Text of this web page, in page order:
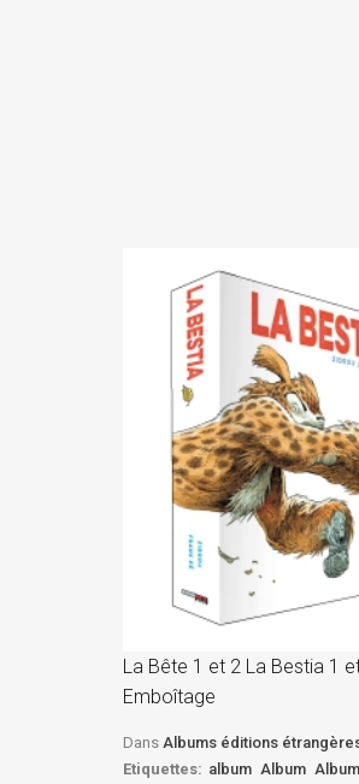
La Bête 1 et 2 La Bestia 1
Emboîtage
Dans Albums éditions
Etiquettes: album Album